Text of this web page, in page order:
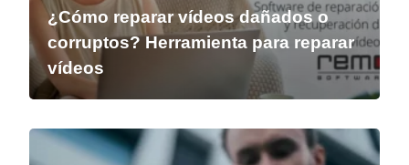
¿Cómo reparar vídeos dañados o
corruptos? Herramienta para reparar
vídeos